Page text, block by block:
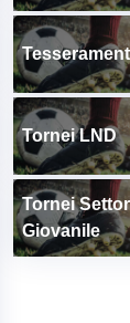
Tornei LND
Tornei
Giovanile